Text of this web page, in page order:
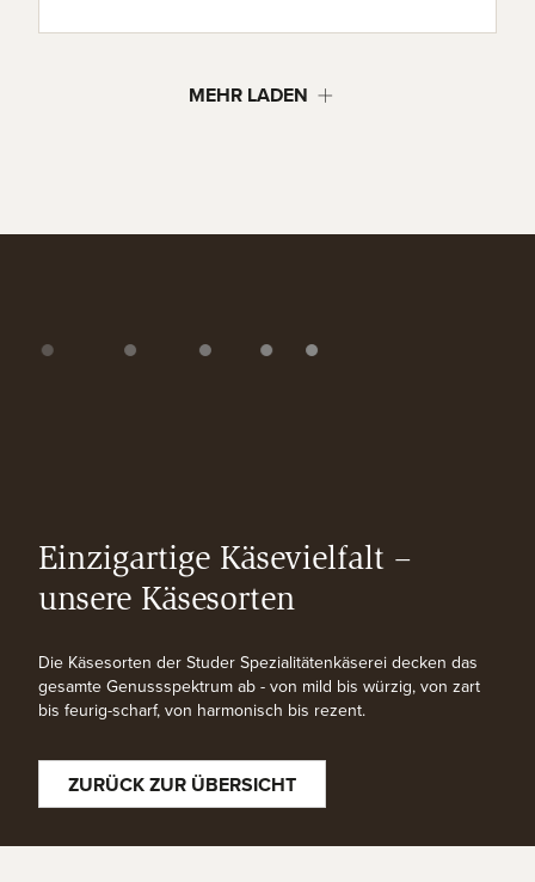
MEHR LADEN
Einzigartige Käsevielfalt –
unsere Käsesorten
Die Käsesorten der Studer Spezialitätenkäserei decken das
gesamte Genussspektrum ab - von mild bis würzig, von zart
bis feurig-scharf, von harmonisch bis rezent.
ZURÜCK ZUR ÜBERSICHT